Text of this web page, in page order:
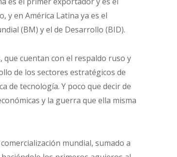
y en América Latina ya es el
(BM) y el de Desarrollo (BID).
cuentan con el respaldo ruso y
de los sectores estratégicos de
de tecnología. Y poco que decir de
y la guerra que ella misma
mundial, sumado a